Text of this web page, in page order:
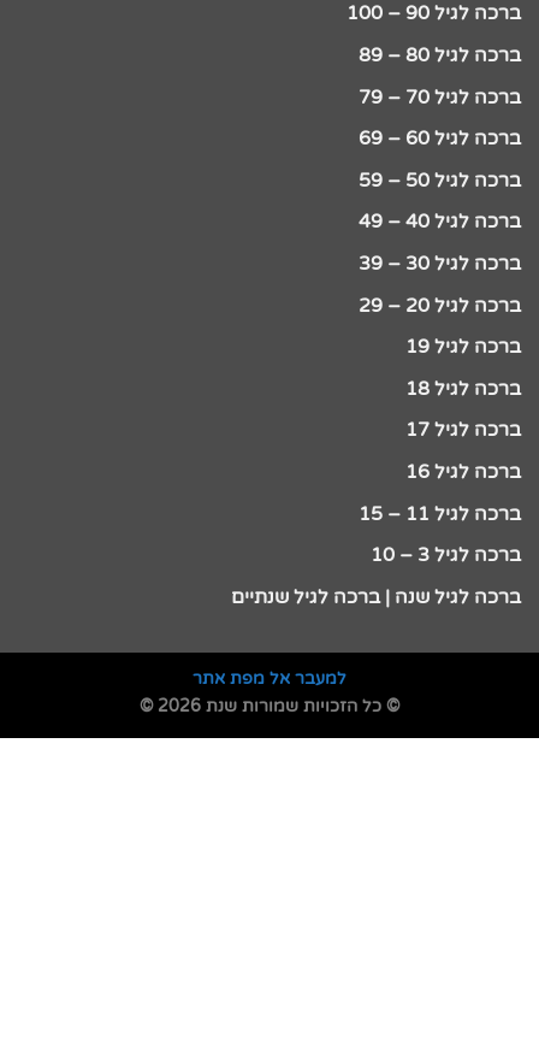
ברכה לגיל 90 – 100
ברכה לגיל 80 – 89
ברכה לגיל 70 – 79
ברכה לגיל 60 – 69
ברכה לגיל 50 – 59
ברכה לגיל 40 – 49
ברכה לגיל 30 – 39
ברכה לגיל 20 – 29
ברכה לגיל 19
ברכה לגיל 18
ברכה לגיל 17
ברכה לגיל 16
ברכה לגיל 11 – 15
ברכה לגיל 3 – 10
ברכה לגיל שנה | ברכה לגיל שנתיים
למעבר אל מפת אתר
© כל הזכויות שמורות שנת 2026 ©